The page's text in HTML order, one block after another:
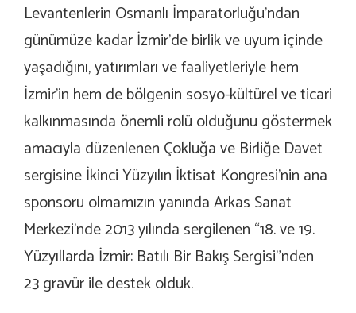
Levantenlerin Osmanlı İmparatorluğu’ndan
günümüze kadar İzmir’de birlik ve uyum içinde
yaşadığını, yatırımları ve faaliyetleriyle hem
İzmir’in hem de bölgenin sosyo-kültürel ve ticari
kalkınmasında önemli rolü olduğunu göstermek
amacıyla düzenlenen Çokluğa ve Birliğe Davet
sergisine İkinci Yüzyılın İktisat Kongresi’nin ana
sponsoru olmamızın yanında Arkas Sanat
Merkezi’nde 2013 yılında sergilenen “18. ve 19.
Yüzyıllarda İzmir: Batılı Bir Bakış Sergisi”nden
23 gravür ile destek olduk.